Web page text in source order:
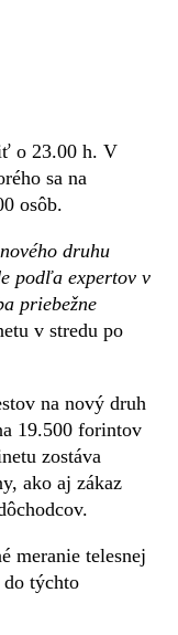
o 23.00 h. V
sa na
osôb.
druhu
podľa expertov v
priebežne
v stredu po
na nový druh
19.500 forintov
zostáva
ako aj zákaz
meranie telesnej
týchto